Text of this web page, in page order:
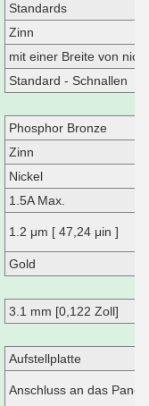
Standards
Zinn
mit einer Breite von
Standard - Schnallen
Phosphor Bronze
Zinn
Nickel
1.5A Max.
1.2 μm [ 47,24 μin ]
Gold
3.1 mm [0,122 Zoll]
Aufstellplatte
Anschluss an das Panel